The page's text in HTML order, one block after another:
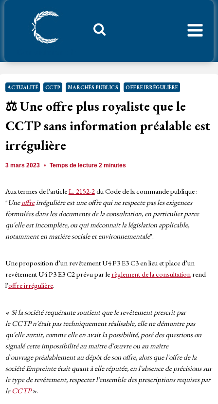
Aller
ACTUALITÉ CCTP MARCHÉS PUBLICS OFFRE IRRÉGULIÈRE
⚖️ Une offre plus royaliste que le
CCTP sans information préalable est
irrégulière
3 mars 2023 Temps de lecture2 minutes
Aux termes de l'articleL. 2152-2du Code de la commande publique :
"Uneoffreirrégulière est une offre qui ne respecte pas les exigences
formulées dans les documents de la consultation, en particulier parce
qu'elle est incomplète, ou qui méconnaît la législation applicable,
notamment en matière sociale et environnementale".
Une proposition d’un revêtement U4 P3 E3 C3 en lieu et place d’un
revêtement U4 P3 E3 C2 prévu par le règlement de la consultationrend
l’offre irrégulière.
« Si la société requérante soutient que le revêtement prescrit par
le CCTP n'était pas techniquement réalisable, elle ne démontre pas
qu'elle aurait, comme elle en avait la possibilité, posé des questions ou
signalé cette impossibilité au maître d'œuvre ou au maître
d'ouvrage préalablement au dépôt de son offre, alors que l'offre de la
société Empreinte était quant à elle réputée, en l'absence de précisions sur
le type de revêtement, respecter l'ensemble des prescriptions requises par
leCCTP».